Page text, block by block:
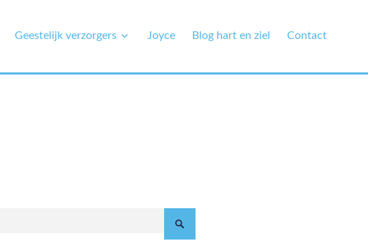
Geestelijk verzorgers Joyce Blog hart en ziel Contact
Zoeken